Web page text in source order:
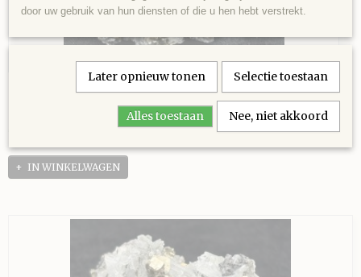
Pyriet met sfaleriet en bergkristal, Septemvre
mijn, Madan, Bulgarije - 126 gram - 5,5 x 5,5 x 4
Pyriet met sfaleriet en bergkristal, Septemvre mijn, Madan,…
IN WINKELWAGEN
door uw gebruik van hun diensten of die u hen hebt verstrekt.
Later opnieuw tonen Selectie toestaan
Alles toestaan Nee, niet akkoord